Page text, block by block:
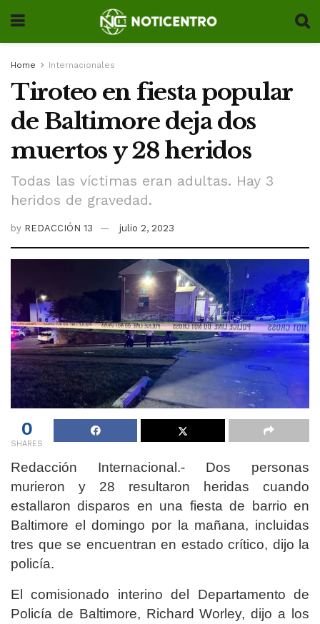
Home Internacionales
Tiroteo en fiesta popular
de Baltimore deja dos
muertos y 28 heridos
Todas las víctimas eran adultas. Hay 3
heridos de gravedad.
by REDACCIÓN 13 julio 2, 2023
0
SHARES
Redacción Internacional.- Dos personas
murieron y 28 resultaron heridas cuando
estallaron disparos en una fiesta de barrio en
Baltimore el domingo por la mañana, incluidas
tres que se encuentran en estado crítico, dijo la
policía.
El comisionado interino del Departamento de
Policía de Baltimore, Richard Worley, dijo a los